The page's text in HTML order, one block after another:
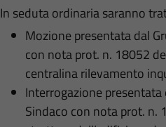
In seduta ordinaria saranno
Mozione presentata dal
con nota prot. n. 18052
centralina rilevamento
Interrogazione presentata
Sindaco con nota prot. n.